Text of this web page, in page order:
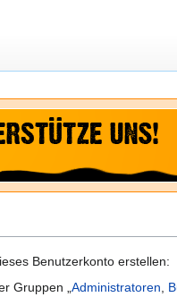
Benutzerkonto erstellen:
Gruppen „ Administratoren